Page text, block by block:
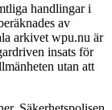
handlingar i
av
arkivet wpu.nu är
insats för
utan att